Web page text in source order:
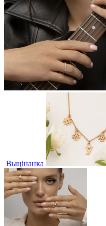
Выцінанка